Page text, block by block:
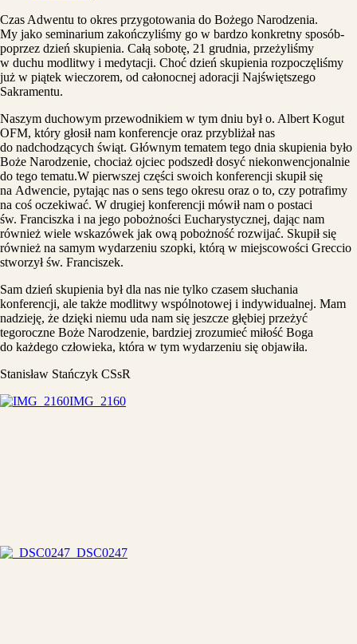
Czas Adwentu to okres przygotowania do Bożego Narodzenia.
My jako seminarium zakończyliśmy go w bardzo konkretny sposób-
poprzez dzień skupienia. Całą sobotę, 21 grudnia, przeżyliśmy
w duchu modlitwy i medytacji. Choć dzień skupienia rozpoczęliśmy
już w piątek wieczorem, od całonocnej adoracji Najświętszego
Sakramentu.
Naszym duchowym przewodnikiem w tym dniu był o. Albert Kogut
OFM, który głosił nam konferencje oraz przybliżał nas
do nadchodzących świąt. Głównym tematem tego dnia skupienia było
Boże Narodzenie, chociaż ojciec podszedł dosyć niekonwencjonalnie
do tego tematu.W pierwszej części swoich konferencji skupił się
na Adwencie, pytając nas o sens tego okresu oraz o to, czy potrafimy
na coś oczekiwać. W drugiej konferencji mówił nam o postaci
św. Franciszka i na jego pobożności Eucharystycznej, dając nam
również wiele wskazówek jak ową pobożność rozwijać. Skupił się
również na samym wydarzeniu szopki, którą w miejscowości Greccio
stworzył św. Franciszek.
Sam dzień skupienia był dla nas nie tylko czasem słuchania
konferencji, ale także modlitwy wspólnotowej i indywidualnej. Mam
nadzieję, że dzięki niemu uda nam się jeszcze głębiej przeżyć
tegoroczne Boże Narodzenie, bardziej zrozumieć miłość Boga
do każdego człowieka, która w tym wydarzeniu się objawiła.
Stanisław Stańczyk CSsR
IMG_2160
_DSC0247